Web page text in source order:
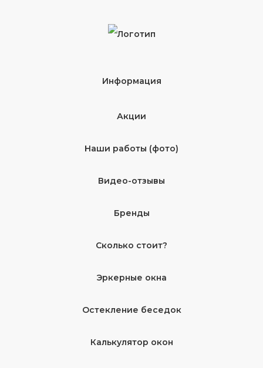
Информация
Акции
Наши работы (фото)
Видео-отзывы
Бренды
Сколько стоит?
Эркерные окна
Остекление беседок
Калькулятор окон